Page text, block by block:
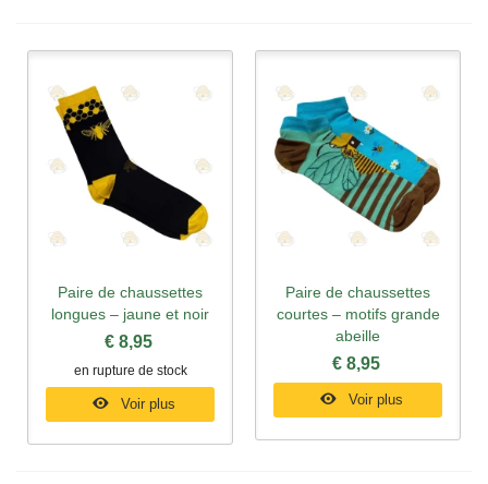
Paire de chaussettes
longues – jaune et noir
€ 8,95
en rupture de stock
Voir plus
Paire de chaussettes
courtes – motifs grande
abeille
€ 8,95
Voir plus